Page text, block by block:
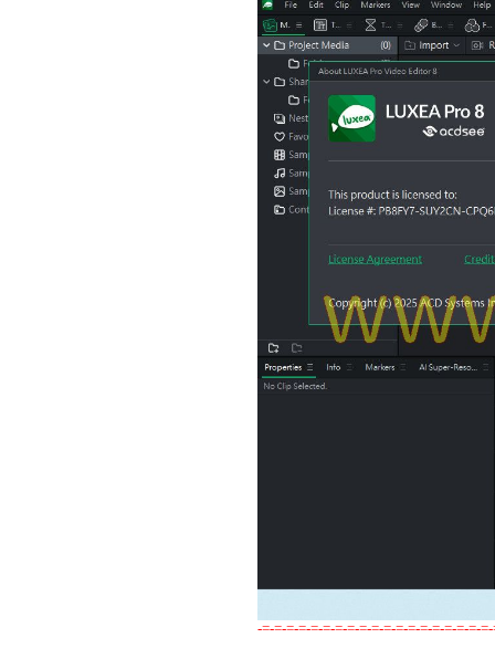
-=-=-=-=-=-=-=-=-=-=-=-=-=-=-=-=-=-=-